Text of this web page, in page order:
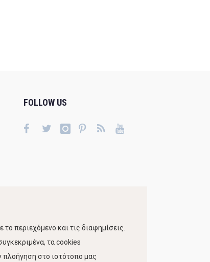
FOLLOW US
περιεχόμενο και τις διαφημίσεις.
τα cookies
πλοήγηση στο ιστότοπο μας